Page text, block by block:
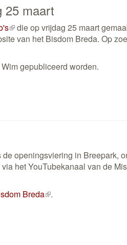
25 maart
(externe
link)
die op vrijdag 25 maart
van het Bisdom Breda. Op
gepubliceerd worden.
openingsviering in Breepark,
het YouTubekanaal van de
Breda(externe
.